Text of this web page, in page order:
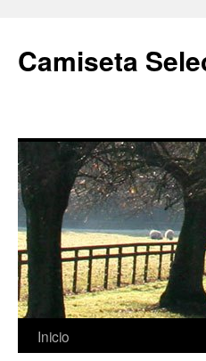
Camiseta
Saltar
Inicio